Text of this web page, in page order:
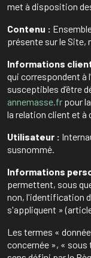
met à disposition
Contenu :
présente sur le Site,
Informations
qui correspondent à
susceptibles d’être
annemasse.fr pour
la relation client et à
Utilisateur :
susnommé.
Informations
permettent, sous
non, l'identification
s'appliquent »
Les termes «
concernée », «